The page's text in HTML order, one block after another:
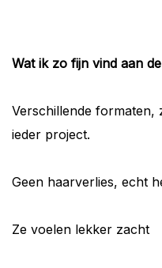
Wat ik zo fijn vind aan
Verschillende formaten,
ieder project.
Geen haarverlies, echt
Ze voelen lekker zacht